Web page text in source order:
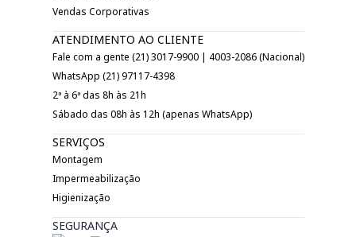
Vendas Corporativas
ATENDIMENTO AO CLIENTE
Fale com a gente (21) 3017-9900 | 4003-2086 (Nacional)
WhatsApp (21) 97117-4398
2ª à 6ª das 8h às 21h
Sábado das 08h às 12h (apenas WhatsApp)
SERVIÇOS
Montagem
Impermeabilização
Higienização
SEGURANÇA